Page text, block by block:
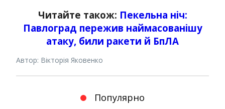
Читайте також: Пекельна ніч:
Павлоград пережив наймасованішу
атаку, били ракети й БпЛА
Автор: Вікторія Яковенко
Популярно